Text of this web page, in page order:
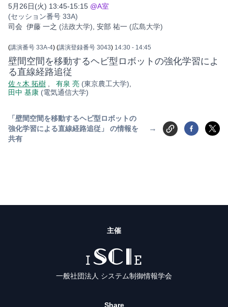
5月26日(火) 13:45-15:15 @A室
(セッション番号 33A)
司会 伊藤 一之 (法政大学) 安部 祐一 (広島大学)
(講演番号 33A-4) (講演登録番号 3043) 14:30 - 14:45
壁間空間を移動するヘビ型ロボットの強化学習によ
る直線経路追従
佐々木 拓樹 有泉 亮 (東京農工大学)
田中 基康 (電気通信大学)
「壁間空間を移動するヘビ型ロボットの
強化学習による直線経路追従」 の情報を
共有
→
主催
ISCIE
一般社団法人 システム制御情報学会
Share